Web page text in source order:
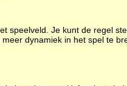
speelveld. Je kunt de regel
dynamiek in het spel te